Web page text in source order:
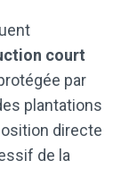
court
par
plantations
directe
de la